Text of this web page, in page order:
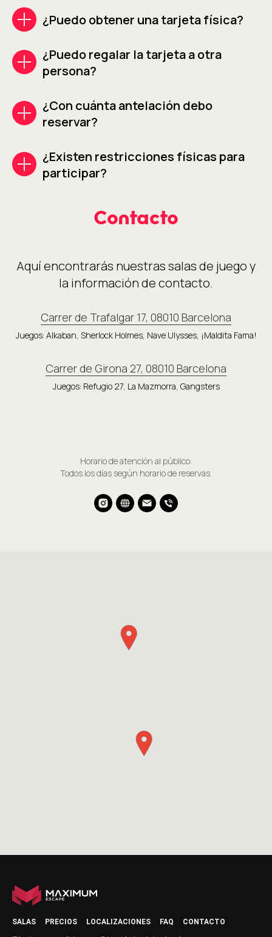
¿Puedo obtener una tarjeta física?
¿Puedo regalar la tarjeta a otra
persona?
¿Con cuánta antelación debo
reservar?
¿Existen restricciones físicas para
participar?
Contacto
Aquí encontrarás nuestras salas de juego y
la información de contacto.
Carrer de Trafalgar 17, 08010 Barcelona
Juegos: Alkaban, Sherlock Holmes, Nave Ulysses, ¡Maldita Fama!
Carrer de Girona 27, 08010 Barcelona
Juegos: Refugio 27, La Mazmorra, Gangsters
Horario de atención al público:
Todos los días según horario de reservas.
SALAS PRECIOS LOCALIZACIONES FAQ CONTACTO